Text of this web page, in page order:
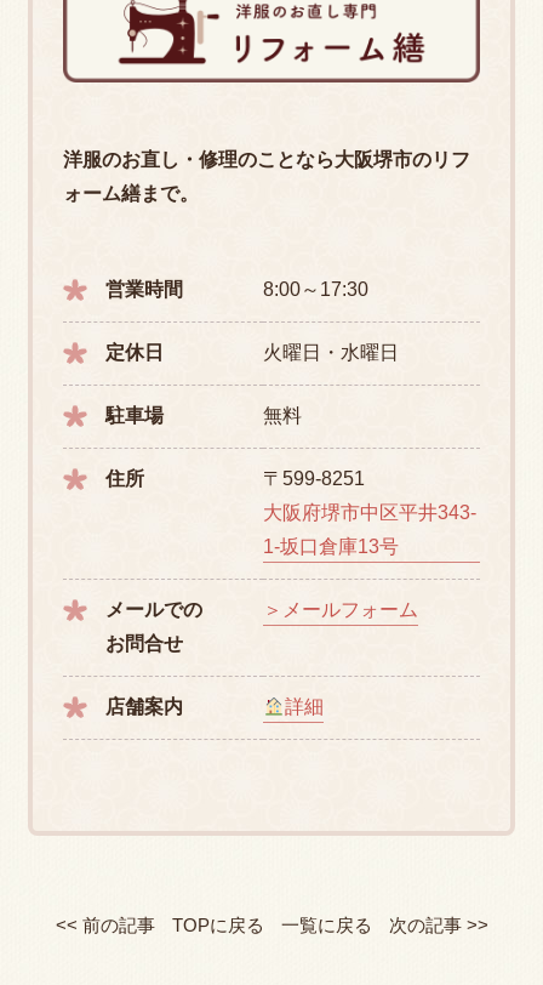
洋服のお直し・修理のことなら大阪堺市のリフ
ォーム繕まで。
営業時間 8:00～17:30
定休日 火曜日・水曜日
駐車場 無料
住所
〒599-8251
大阪府堺市中区平井343-
1-坂口倉庫13号
メールでの
お問合せ
＞メールフォーム
店舗案内 詳細
<< 前の記事 TOPに戻る 一覧に戻る 次の記事 >>